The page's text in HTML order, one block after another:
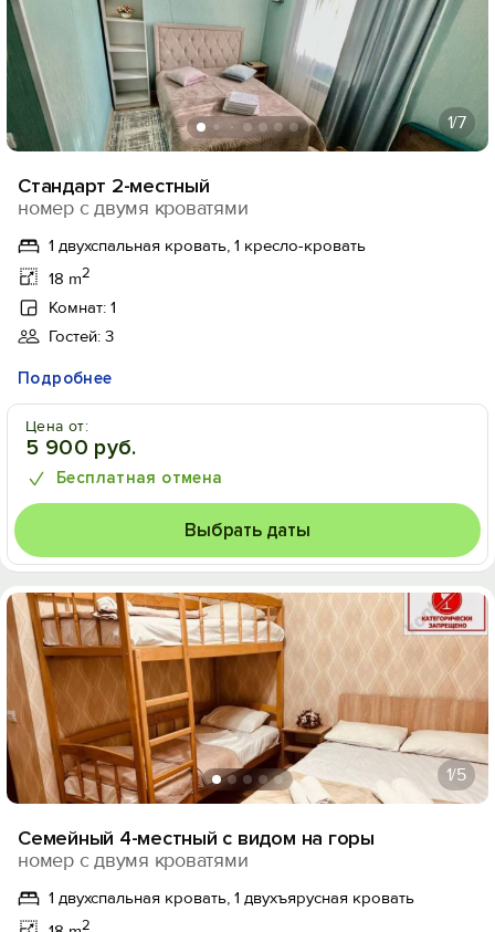
1/7
Стандарт 2-местный
номер с двумя кроватями
1 двухспальная кровать, 1 кресло-кровать
18 m2
Комнат: 1
Гостей: 3
Подробнее
Цена от:
5 900 руб.
Бесплатная отмена
Выбрать даты
1/5
Семейный 4-местный с видом на горы
номер с двумя кроватями
1 двухспальная кровать, 1 двухъярусная кровать
2